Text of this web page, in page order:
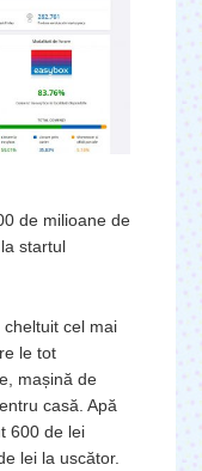
de milioane de
startul
cel mai
le tot
mașină de
casă. Apă
600 de lei
lei la uscător.